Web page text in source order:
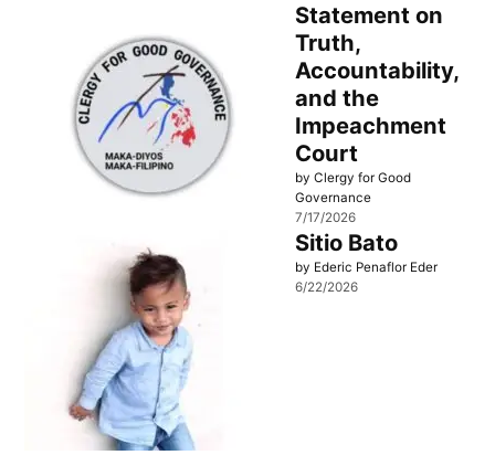
Statement on
Truth,
Accountability,
and the
Impeachment
Court
by Clergy for Good
Governance
7/17/2026
Sitio Bato
by Ederic Penaflor Eder
6/22/2026